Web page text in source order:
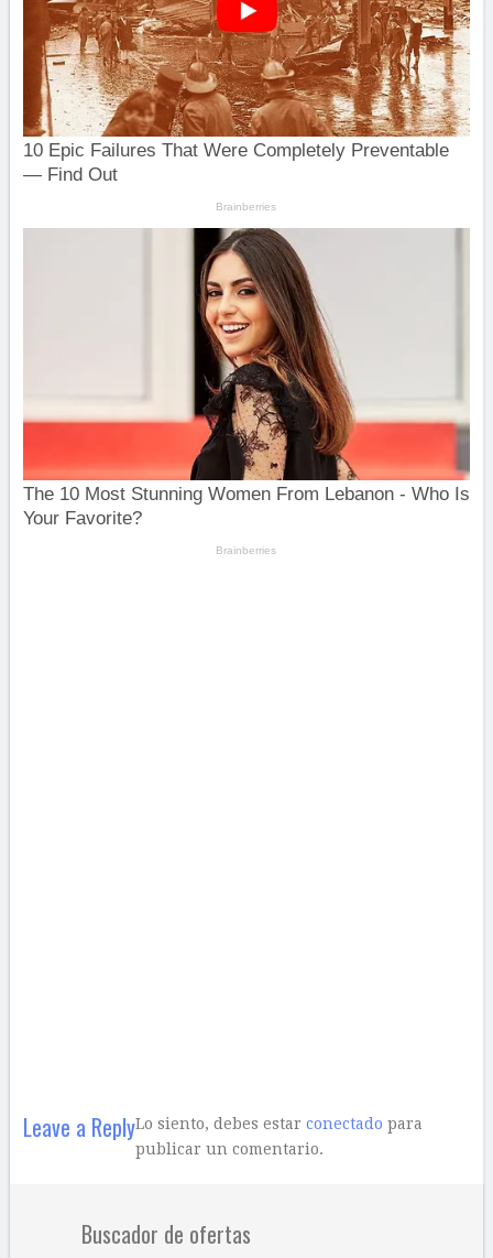
Leave a ReplyLo siento, debes estar conectado para
publicar un comentario.
Buscador de ofertas